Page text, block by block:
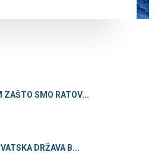
ZAŠTO SMO RATOV...
DRŽAVA B...